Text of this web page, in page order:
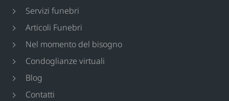
Servizi funebri
Articoli Funebri
Nel momento del bisogno
Condoglianze virtuali
Blog
Contatti